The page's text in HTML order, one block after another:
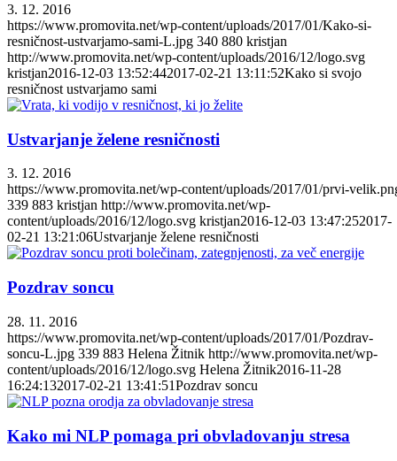
3. 12. 2016
https://www.promovita.net/wp-content/uploads/2017/01/Kako-si-
resničnost-ustvarjamo-sami-L.jpg 340 880 kristjan
http://www.promovita.net/wp-content/uploads/2016/12/logo.svg
kristjan2016-12-03 13:52:442017-02-21 13:11:52Kako si svojo
resničnost ustvarjamo sami
Ustvarjanje želene resničnosti
3. 12. 2016
https://www.promovita.net/wp-content/uploads/2017/01/prvi-
339 883 kristjan http://www.promovita.net/wp-
content/uploads/2016/12/logo.svg kristjan2016-12-03 13:47:252017-
02-21 13:21:06Ustvarjanje želene resničnosti
Pozdrav soncu
28. 11. 2016
https://www.promovita.net/wp-content/uploads/2017/01/Pozdrav-
soncu-L.jpg 339 883 Helena Žitnik http://www.promovita.net/wp-
content/uploads/2016/12/logo.svg Helena Žitnik2016-11-28
16:24:132017-02-21 13:41:51Pozdrav soncu
Kako mi NLP pomaga pri obvladovanju stresa